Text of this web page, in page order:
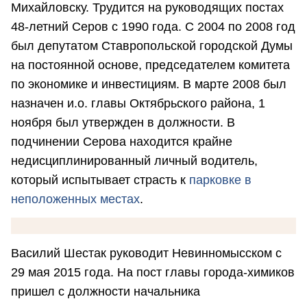
Михайловску. Трудится на руководящих постах
48-летний Серов с 1990 года. С 2004 по 2008 год
был депутатом Ставропольской городской Думы
на постоянной основе, председателем комитета
по экономике и инвестициям. В марте 2008 был
назначен и.о. главы Октябрьского района, 1
ноября был утвержден в должности. В
подчинении Серова находится крайне
недисциплинированный личный водитель,
который испытывает страсть к парковке в
неположенных местах.
Василий Шестак руководит Невинномысском с
29 мая 2015 года. На пост главы города-химиков
пришел с должности начальника